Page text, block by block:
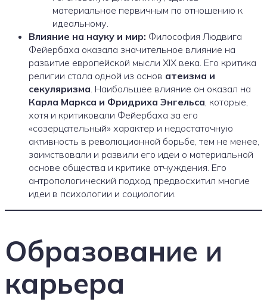
материальное первичным по отношению к
идеальному.
Влияние на науку и мир: Философия Людвига
Фейербаха оказала значительное влияние на
развитие европейской мысли XIX века. Его критика
религии стала одной из основ атеизма и
секуляризма. Наибольшее влияние он оказал на
Карла Маркса и Фридриха Энгельса, которые,
хотя и критиковали Фейербаха за его
«созерцательный» характер и недостаточную
активность в революционной борьбе, тем не менее,
заимствовали и развили его идеи о материальной
основе общества и критике отчуждения. Его
антропологический подход предвосхитил многие
идеи в психологии и социологии.
Образование и
карьера